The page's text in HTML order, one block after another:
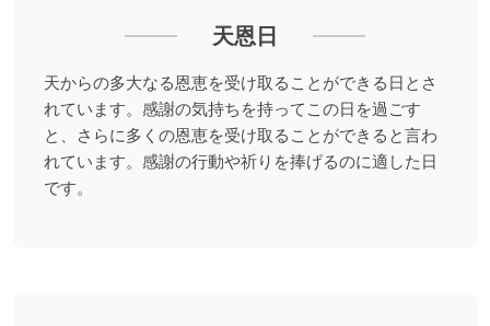
天恩日
天からの多大なる恩恵を受け取ることができる日とさ
れています。感謝の気持ちを持ってこの日を過ごす
と、さらに多くの恩恵を受け取ることができると言わ
れています。感謝の行動や祈りを捧げるのに適した日
です。